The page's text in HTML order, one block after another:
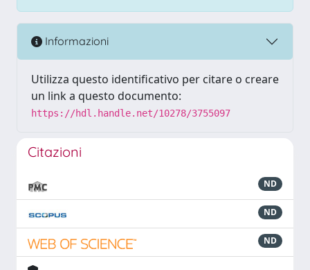
Informazioni
Utilizza questo identificativo per citare o creare
un link a questo documento:
https://hdl.handle.net/10278/3755097
Citazioni
ND
ND
ND